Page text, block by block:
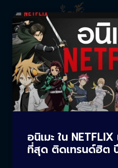
อนิเมะ ใน
ที่สุด ติดเทรนด์ฮิต